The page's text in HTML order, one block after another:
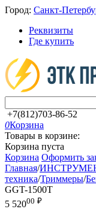
Город: Санкт-
Реквизиты
Где купить
+7(812)703-86-52
0Корзина
Товары в корзине:
Корзина пуста
Корзина Оформить
Главная/
техника/Триммеры/
GGT-1500T
5 52000 ₽